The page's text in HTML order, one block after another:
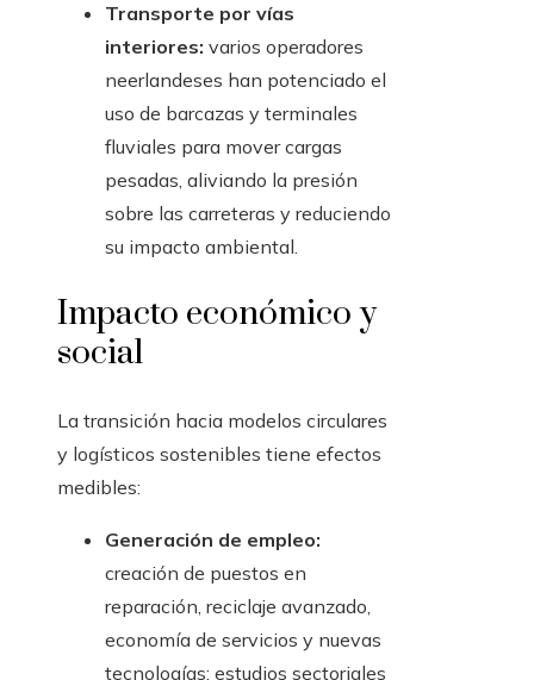
Transporte por vías
interiores: varios operadores
neerlandeses han potenciado el
uso de barcazas y terminales
fluviales para mover cargas
pesadas, aliviando la presión
sobre las carreteras y reduciendo
su impacto ambiental.
Impacto económico y
social
La transición hacia modelos circulares
y logísticos sostenibles tiene efectos
medibles:
Generación de empleo:
creación de puestos en
reparación, reciclaje avanzado,
economía de servicios y nuevas
tecnologías; estudios sectoriales